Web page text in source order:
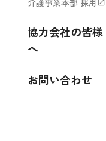
介護事業本部 採用 open_in_new
協力会社の皆様
へ
お問い合わせ